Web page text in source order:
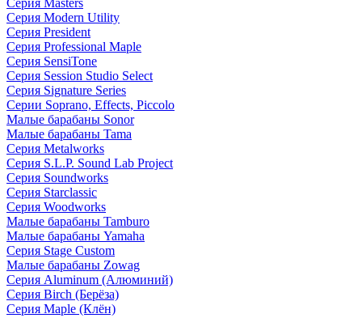
Серия Masters
Серия Modern Utility
Серия President
Серия Professional Maple
Серия SensiTone
Серия Session Studio Select
Серия Signature Series
Серии Soprano, Effects, Piccolo
Малые барабаны Sonor
Малые барабаны Tama
Серия Metalworks
Серия S.L.P. Sound Lab Project
Серия Soundworks
Серия Starclassic
Серия Woodworks
Малые барабаны Tamburo
Малые барабаны Yamaha
Серия Stage Custom
Малые барабаны Zowag
Серия Aluminum (Алюминий)
Серия Birch (Берёза)
Серия Maple (Клён)